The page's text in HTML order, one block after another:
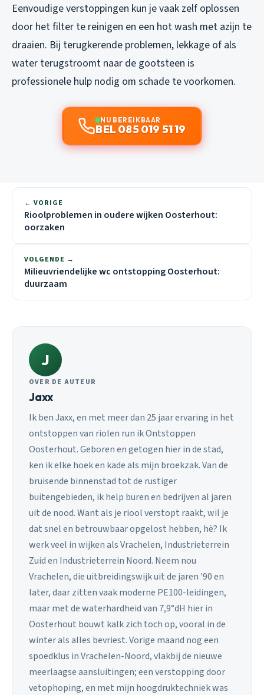
Eenvoudige verstoppingen kun je vaak zelf oplossen
door het filter te reinigen en een hot wash met azijn te
draaien. Bij terugkerende problemen, lekkage of als
water terugstroomt naar de gootsteen is
professionele hulp nodig om schade te voorkomen.
NU BEREIKBAAR
BEL 085 019 51 19
← VORIGE
Rioolproblemen in oudere wijken Oosterhout:
oorzaken
VOLGENDE →
Milieuvriendelijke wc ontstopping Oosterhout:
duurzaam
J
OVER DE AUTEUR
Jaxx
Ik ben Jaxx, en met meer dan 25 jaar ervaring in het
ontstoppen van riolen run ik Ontstoppen
Oosterhout. Geboren en getogen hier in de stad,
ken ik elke hoek en kade als mijn broekzak. Van de
bruisende binnenstad tot de rustiger
buitengebieden, ik help buren en bedrijven al jaren
uit de nood. Want als je riool verstopt raakt, wil je
dat snel en betrouwbaar opgelost hebben, hè? Ik
werk veel in wijken als Vrachelen, Industrieterrein
Zuid en Industrieterrein Noord. Neem nou
Vrachelen, die uitbreidingswijk uit de jaren '90 en
later, daar zitten vaak moderne PE100-leidingen,
maar met de waterhardheid van 7,9°dH hier in
Oosterhout bouwt kalk zich toch op, vooral in de
winter als alles bevriest. Vorige maand nog een
spoedklus in Vrachelen-Noord, vlakbij de nieuwe
meerlaagse aansluitingen; een verstopping door
vetophoping, en met mijn hoogdruktechniek was